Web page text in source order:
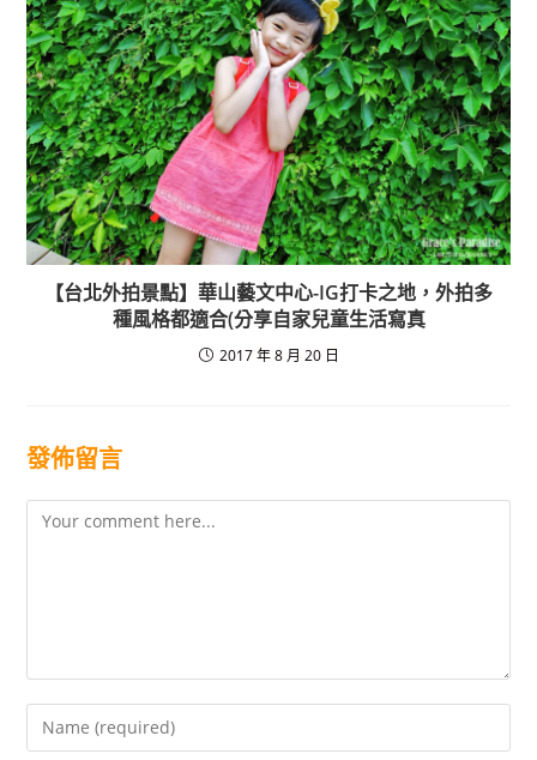
【台北外拍景點】華山藝文中心-IG打卡之地，外拍多
種風格都適合(分享自家兒童生活寫真
2017 年 8 月 20 日
發佈留言
Comment
your